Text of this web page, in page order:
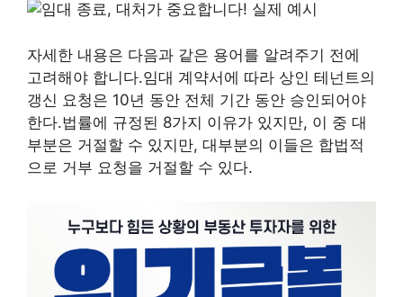
자세한 내용은 다음과 같은 용어를 알려주기 전에
고려해야 합니다.임대 계약서에 따라 상인 테넌트의
갱신 요청은 10년 동안 전체 기간 동안 승인되어야
한다.법률에 규정된 8가지 이유가 있지만, 이 중 대
부분은 거절할 수 있지만, 대부분의 이들은 합법적
으로 거부 요청을 거절할 수 있다.